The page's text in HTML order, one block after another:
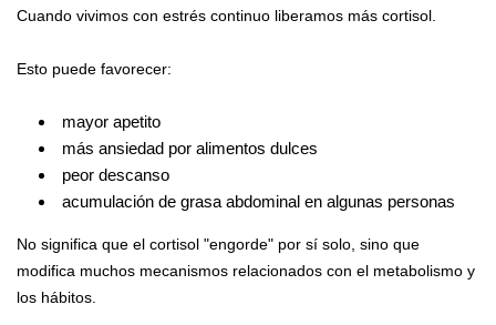
Cuando vivimos con estrés continuo liberamos más cortisol.
Esto puede favorecer:
mayor apetito
más ansiedad por alimentos dulces
peor descanso
acumulación de grasa abdominal en algunas personas
No significa que el cortisol "engorde" por sí solo, sino que
modifica muchos mecanismos relacionados con el metabolismo y
los hábitos.